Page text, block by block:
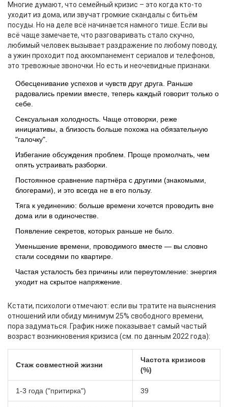
Многие думают, что семейный кризис – это когда кто-то
уходит из дома, или звучат громкие скандалы с битьём
посуды. Но на деле всё начинается намного тише. Если вы
всё чаще замечаете, что разговаривать стало скучно,
любимый человек вызывает раздражение по любому поводу,
а ужин проходит под аккомпанемент сериалов и телефонов,
это тревожные звоночки. Но есть и неочевидные признаки.
Обесценивание успехов и чувств друг друга. Раньше
радовались премии вместе, теперь каждый говорит только о
себе.
Сексуальная холодность. Чаще отговорки, реже
инициативы, а близость больше похожа на обязательную
"галочку".
Избегание обсуждения проблем. Проще промолчать, чем
опять устраивать разборки.
Постоянное сравнение партнёра с другими (знакомыми,
блогерами), и это всегда не в его пользу.
Тяга к уединению: больше времени хочется проводить вне
дома или в одиночестве.
Появление секретов, которых раньше не было.
Уменьшение времени, проводимого вместе — вы словно
стали соседями по квартире.
Частая усталость без причины или переутомление: энергия
уходит на скрытое напряжение.
Кстати, психологи отмечают: если вы тратите на выяснения
отношений или обиду минимум 25% свободного времени,
пора задуматься. График ниже показывает самый частый
возраст возникновения кризиса (см. по данным 2022 года):
Стаж совместной жизни
Частота кризисов
(%)
1-3 года ("притирка") 39